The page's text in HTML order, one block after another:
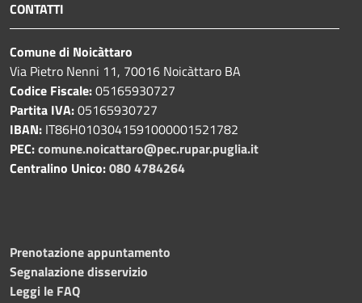
CONTATTI
Comune di Noicàttaro
Via Pietro Nenni 11, 70016 Noicàttaro BA
Codice Fiscale:05165930727
Partita IVA:05165930727
IBAN: IT86H0103041591000001521782
PEC:comune.noicattaro@pec.rupar.puglia.it
Centralino Unico:080 4784264
Prenotazione appuntamento
Segnalazione disservizio
Leggi le FAQ